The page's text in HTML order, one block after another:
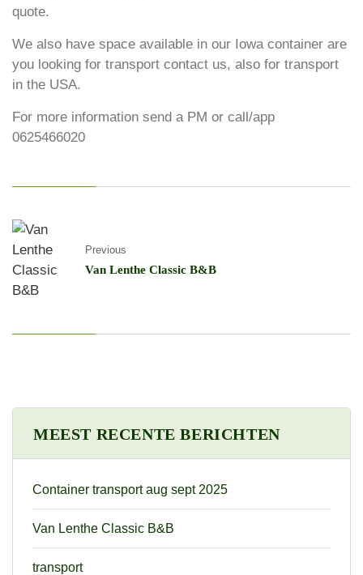
quote.
We also have space available in our Iowa container are
you looking for transport contact us, also for transport
in the USA.
For more information send a PM or call/app
0625466020
Previous
Van Lenthe Classic B&B
MEEST RECENTE BERICHTEN
Container transport aug sept 2025
Van Lenthe Classic B&B
transport